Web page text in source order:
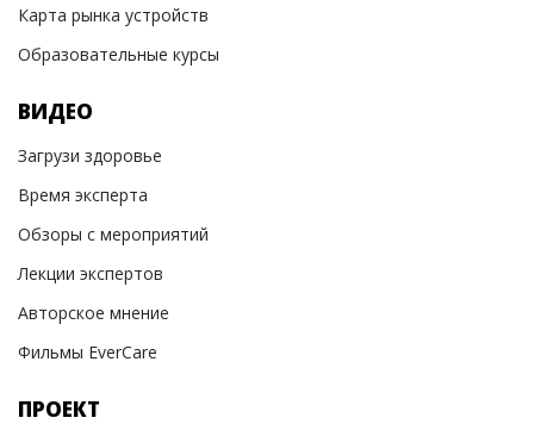
Карта рынка устройств
Образовательные курсы
ВИДЕО
Загрузи здоровье
Время эксперта
Обзоры с мероприятий
Лекции экспертов
Авторское мнение
Фильмы EverCare
ПРОЕКТ